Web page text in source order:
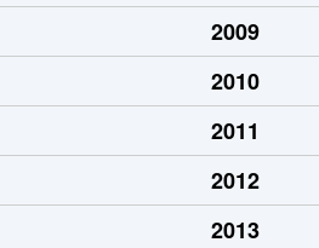
2009
2010
2011
2012
2013